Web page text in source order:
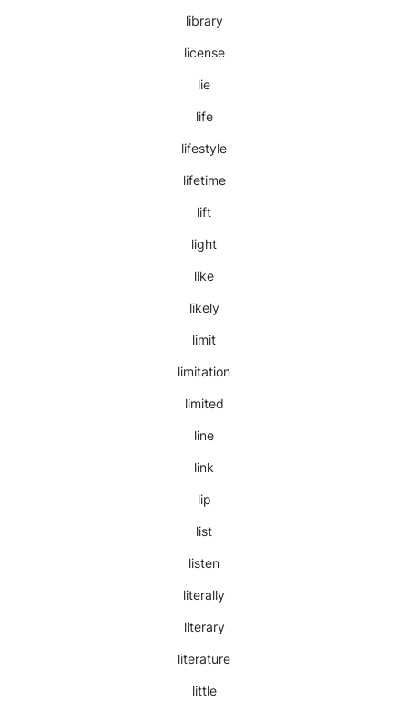
library
license
lie
life
lifestyle
lifetime
lift
light
like
likely
limit
limitation
limited
line
link
lip
list
listen
literally
literary
literature
little